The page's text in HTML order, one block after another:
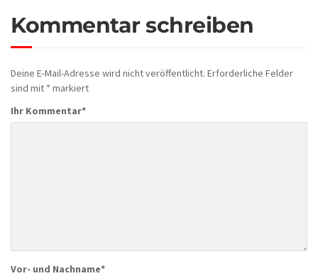
Kommentar schreiben
Deine E-Mail-Adresse wird nicht veröffentlicht. Erforderliche Felder
sind mit * markiert
Ihr Kommentar*
Vor- und Nachname*